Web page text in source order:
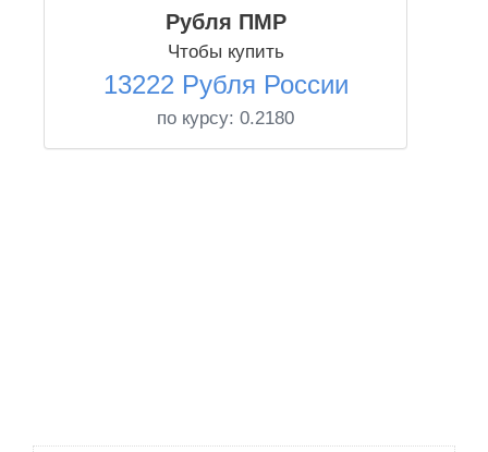
Рубля ПМР
Чтобы купить
13222 Рубля России
по курсу: 0.2180